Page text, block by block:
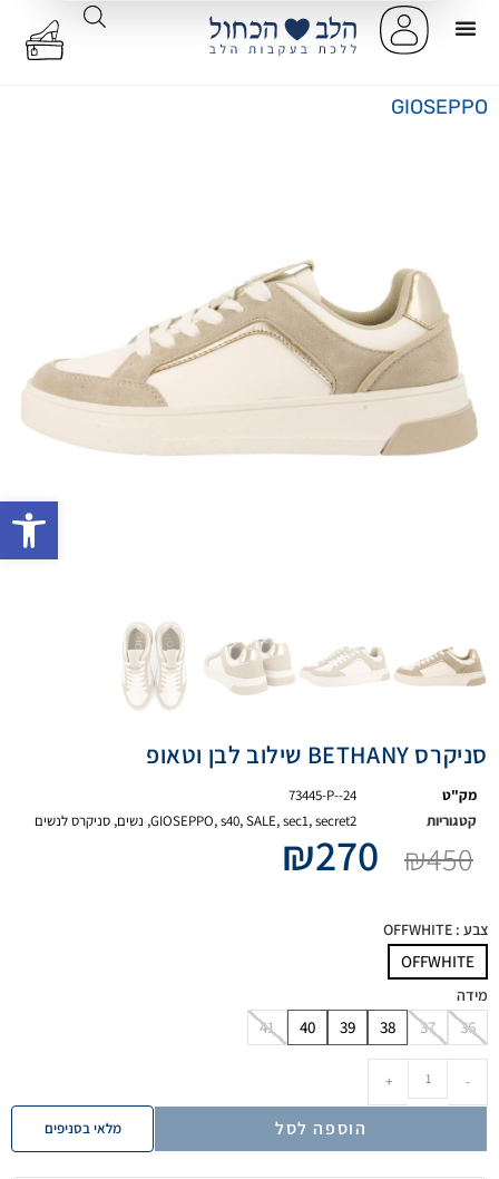
GIOSEPPO
סניקרס BETHANY שילוב לבן וטאופ
מק"ט
73445-P--24
קטגוריות
GIOSEPPO,s40,SALE,sec1,secret2
, נשים, סניקרס לנשים
₪450
₪270
צבע : OFFWHITE
OFFWHITE
מידה
36
37
38
39
40
41
-
+
הוספה לסל מלאי בסניפים